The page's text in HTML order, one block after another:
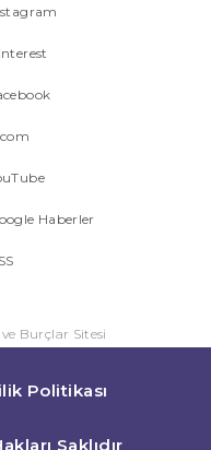
Haberler
Burçlar Sitesi
Politikası
Saklıdır